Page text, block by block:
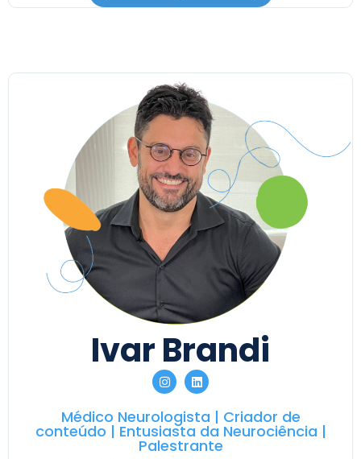
Ivar Brandi
Médico Neurologista | Criador de
conteúdo | Entusiasta da Neurociência |
Palestrante